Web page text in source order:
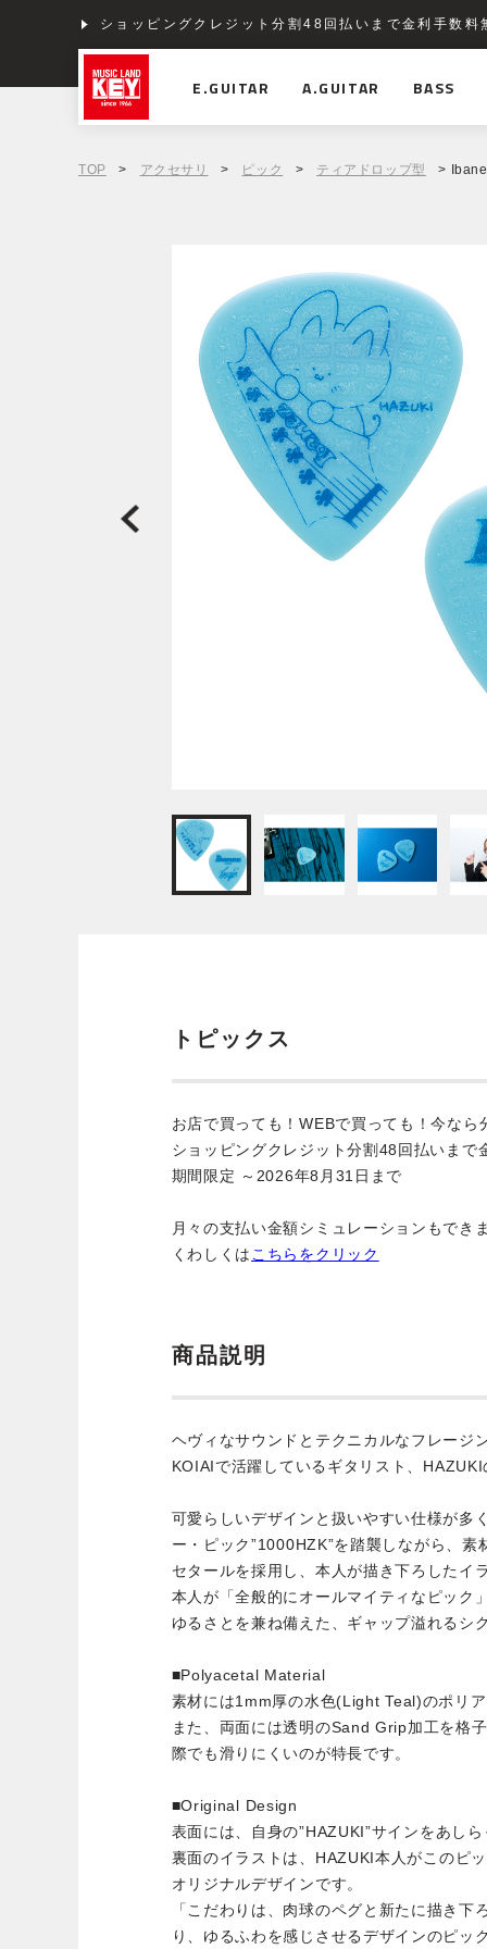
ショッピングクレジット分割48回払いまで金利手数料
E.GUITAR A.GUITAR BASS
TOP > アクセサリ > ピック > ティアドロップ型 >
トピックス
お店で買っても！WEBで買っても！今なら
ショッピングクレジット分割48回払いまで
期間限定 ～2026年8月31日まで
月々の支払い金額シミュレーションもでき
くわしくは こちらをクリック
商品説明
ヘヴィなサウンドとテクニカルなフレージ
KOIAIで活躍しているギタリスト、
可愛らしいデザインと扱いやすい仕様が多
ー・ピック”1000HZK”を踏襲しながら、
セタールを採用し、本人が描き下ろしたイ
本人が「全般的にオールマイティなピック
ゆるさとを兼ね備えた、ギャップ溢れるシ
■Polyacetal Material
素材には1mm厚の水色(Light Teal)のポリ
また、両面には透明のSand Grip加工を格
際でも滑りにくいのが特長です。
■Original Design
表面には、自身の”HAZUKI”サインをあし
裏面のイラストは、HAZUKI本人がこのピ
オリジナルデザインです。
「こだわりは、肉球のペグと新たに描き
り、ゆるふわを感じさせるデザインのピッ